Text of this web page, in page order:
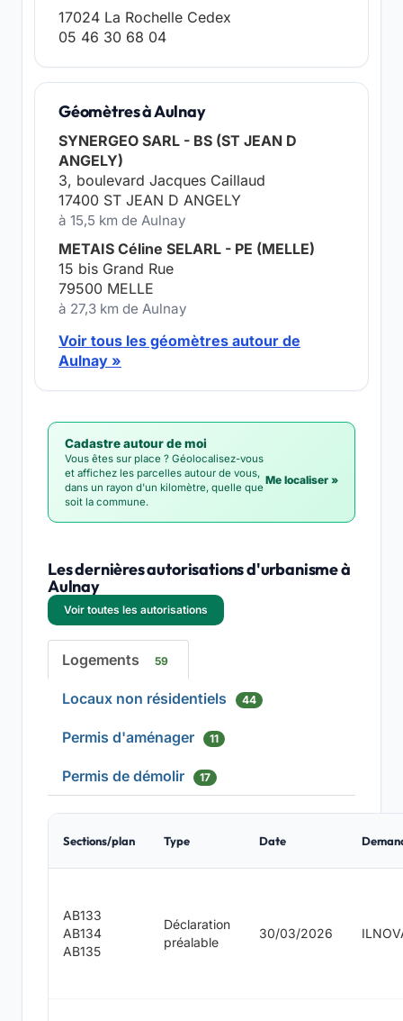
17024 La Rochelle Cedex
05 46 30 68 04
Géomètres à Aulnay
SYNERGEO SARL - BS (ST JEAN D
ANGELY)
3, boulevard Jacques Caillaud
17400 ST JEAN D ANGELY
à 15,5 km de Aulnay
METAIS Céline SELARL - PE (MELLE)
15 bis Grand Rue
79500 MELLE
à 27,3 km de Aulnay
Voir tous les géomètres autour de
Aulnay »
Cadastre autour de moi
Vous êtes sur place ? Géolocalisez-vous
et affichez les parcelles autour de vous,
dans un rayon d'un kilomètre, quelle que
soit la commune.
Me localiser »
Les dernières autorisations d'urbanisme à
Aulnay
Voir toutes les autorisations
Logements 59
Locaux non résidentiels 44
Permis d'aménager 11
Permis de démolir 17
Sections/plan Type Date
AB133
AB134
AB135
Déclaration
préalable
30/03/2026